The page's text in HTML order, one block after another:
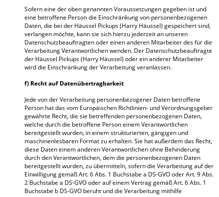
Sofern eine der oben genannten Voraussetzungen gegeben ist und
eine betroffene Person die Einschränkung von personenbezogenen
Daten, die bei der Häussel Pickups (Harry Häussel) gespeichert sind,
verlangen möchte, kann sie sich hierzu jederzeit an unseren
Datenschutzbeauftragten oder einen anderen Mitarbeiter des für die
Verarbeitung Verantwortlichen wenden. Der Datenschutzbeauftragte
der Häussel Pickups (Harry Häussel) oder ein anderer Mitarbeiter
wird die Einschränkung der Verarbeitung veranlassen.
f) Recht auf Datenübertragbarkeit
Jede von der Verarbeitung personenbezogener Daten betroffene
Person hat das vom Europäischen Richtlinien- und Verordnungsgeber
gewährte Recht, die sie betreffenden personenbezogenen Daten,
welche durch die betroffene Person einem Verantwortlichen
bereitgestellt wurden, in einem strukturierten, gängigen und
maschinenlesbaren Format zu erhalten. Sie hat außerdem das Recht,
diese Daten einem anderen Verantwortlichen ohne Behinderung
durch den Verantwortlichen, dem die personenbezogenen Daten
bereitgestellt wurden, zu übermitteln, sofern die Verarbeitung auf der
Einwilligung gemäß Art. 6 Abs. 1 Buchstabe a DS-GVO oder Art. 9 Abs.
2 Buchstabe a DS-GVO oder auf einem Vertrag gemäß Art. 6 Abs. 1
Buchstabe b DS-GVO beruht und die Verarbeitung mithilfe